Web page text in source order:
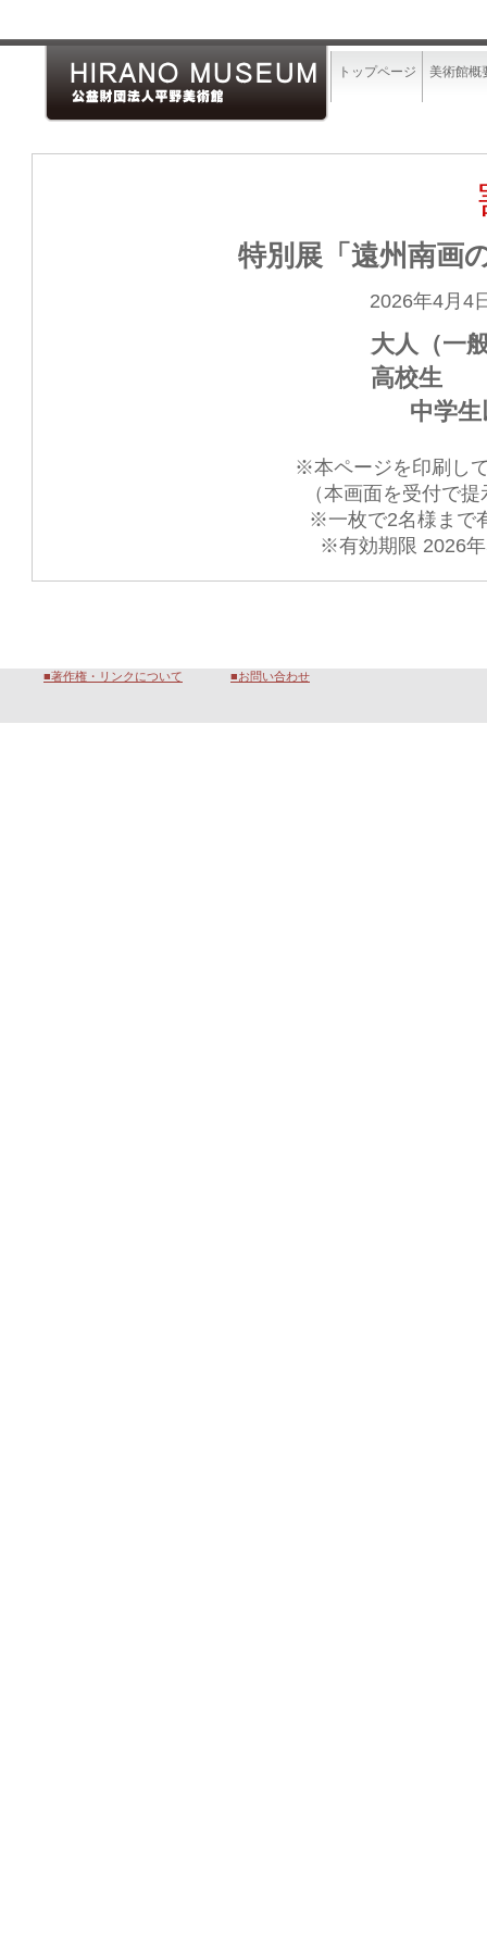
特別展「遠州南画
2026年4月4
大人（
高校
中学
※本ページを印刷し
（本画面を受付で提示
※一枚で2
※有効期限 2026
トップページ 美術館概
■著作権・リンクについて ■お問い合わせ